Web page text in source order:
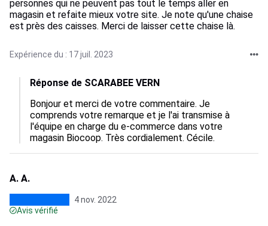
personnes qui ne peuvent pas tout le temps aller en
magasin et refaite mieux votre site. Je note qu'une chaise
est près des caisses. Merci de laisser cette chaise là.
Expérience du : 17 juil. 2023
Réponse de SCARABEE VERN
Bonjour et merci de votre commentaire. Je
comprends votre remarque et je l'ai transmise à
l'équipe en charge du e-commerce dans votre
magasin Biocoop. Très cordialement. Cécile.
A. A.
4 nov. 2022
Avis vérifié